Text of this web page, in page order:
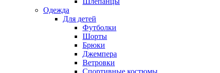
Одежда
Для детей
Футболки
Шорты
Брюки
Джемпера
Ветровки
Спортивные костюмы